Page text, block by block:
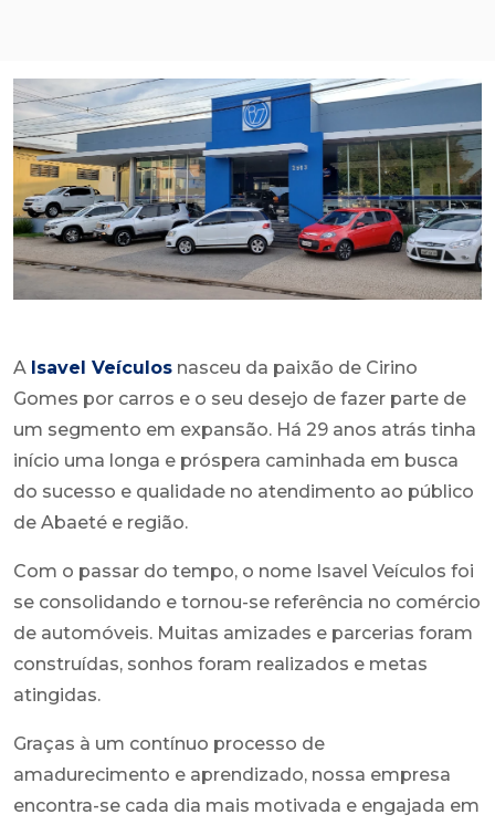
A Isavel Veículos nasceu da paixão de Cirino
Gomes por carros e o seu desejo de fazer parte de
um segmento em expansão. Há 29 anos atrás tinha
início uma longa e próspera caminhada em busca
do sucesso e qualidade no atendimento ao público
de Abaeté e região.
Com o passar do tempo, o nome Isavel Veículos foi
se consolidando e tornou-se referência no comércio
de automóveis. Muitas amizades e parcerias foram
construídas, sonhos foram realizados e metas
atingidas.
Graças à um contínuo processo de
amadurecimento e aprendizado, nossa empresa
encontra-se cada dia mais motivada e engajada em